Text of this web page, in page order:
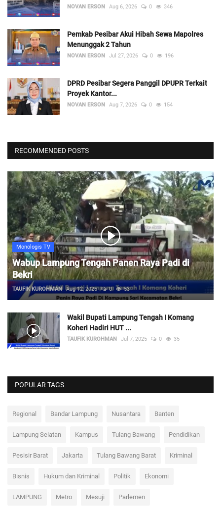
NOVAN ERSON Aug 6, 2026 0 346
Pemkab Pesibar Akui Hibah Sewa Mapolres
Menunggak 2 Tahun
NOVAN ERSON Jul 27, 2026 0 196
DPRD Pesibar Segera Panggil DPUPR Terkait
Proyek Kantor...
NOVAN ERSON Aug 7, 2026 0 154
RECOMMENDED POSTS
Monologis TV
Wabup Lampung Tengah Panen Raya Padi di
Bekri
TAUFIK KUROHMAN Aug 12, 2025 0 53
Wakil Bupati Lampung Tengah I Komang
Koheri Hadiri HUT ...
TAUFIK KUROHMAN Jul 7, 2025 0 35
POPULAR TAGS
Regional Bandar Lampung Nusantara Banten
Lampung Selatan Kampus Tulang Bawang Pendidikan
Pesisir Barat Jakarta Tulang Bawang Barat Kriminal
Bisnis Hukum dan Kriminal Politik Ekonomi
LAMPUNG Metro Mesuji Parlemen